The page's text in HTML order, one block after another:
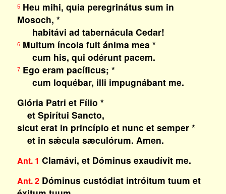
5Heu mihi, quia peregrinátus sum in
Mosoch, *
habitávi ad tabernácula Cedar!
6Multum íncola fuit ánima mea *
cum his, qui odérunt pacem.
7Ego eram pacíficus; *
cum loquébar, illi impugnábant me.
Glória Patri et Fílio *
et Spirítui Sancto,
sicut erat in princípio et nunc et semper *
et in sǽcula sæculórum. Amen.
Ant. 1 Clamávi, et Dóminus exaudívit me.
Ant. 2Dóminus custódiat intróitum tuum et